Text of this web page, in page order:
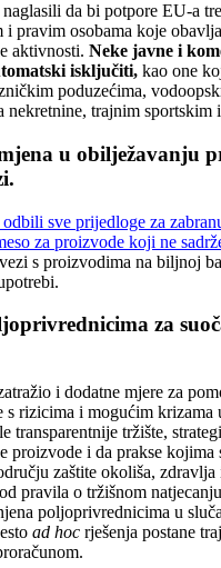
da bi potpore EU-a
i pravim osobama koje
aktivnosti. Neke javne i
isključiti, kao one
poduzećima,
nekretnine, trajnim sportskim
u obilježavanju
odbili sve prijedloge za
za proizvode koji ne
s proizvodima na biljnoj
za
i dodatne mjere za
s rizicima i mogućim krizama
transparentnije tržište,
proizvode i da prakse kojima
zaštite okoliša,
pravila o tržišnom
poljoprivrednicima u
ad hoc rješenja postane